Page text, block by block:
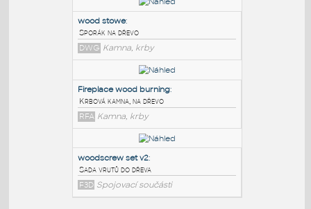
PODOBNÉ BLOKY
3d stufa:
Pec na dřevo
DWG Kamna, krby
wood stowe:
Sporák na dřevo
DWG Kamna, krby